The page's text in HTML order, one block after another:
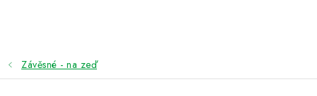
Závěsné - na zeď